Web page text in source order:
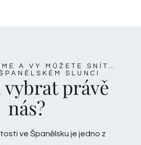
A VY MŮŽETE SNÍT…
SLUNCI
vybrat právě
nás?
ve Španělsku je jedno z